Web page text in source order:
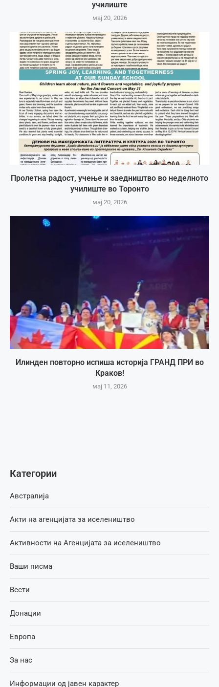
училиште
мај 20, 2026
Пролетна радост, учење и заедништво во неделното
училиште во Торонто
мај 20, 2026
Илинден повторно испиша историја ГРАНД ПРИ во
Краков!
мај 11, 2026
Категории
Австралија
Акти на агенцијата за иселеништво
Активности на Агенцијата за иселеништво
Ваши писма
Вести
Донации
Европа
За нас
Информации од јавен карактер